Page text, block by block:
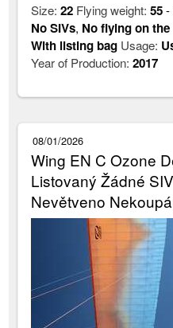
Size:22 Flying weight:55-
No SIVs, No flying on the
With listing bag Usage:
Year of Production:2017
08/01/2026
Wing EN C Ozone
Listovaný Žádné
Nevětveno